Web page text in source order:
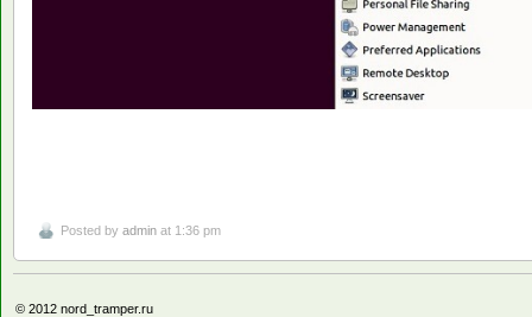
Posted by admin at 1:36 pm
© 2012 nord_tramper.ru